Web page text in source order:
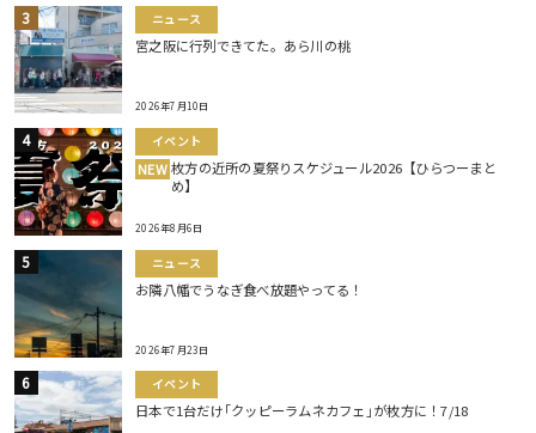
ニュース
宮之阪に行列できてた。あら川の桃
2026年7月10日
イベント
NEW 枚方の近所の夏祭りスケジュール2026【ひらつーまと
め】
2026年8月6日
ニュース
お隣八幡でうなぎ食べ放題やってる！
2026年7月23日
イベント
日本で1台だけ｢クッピーラムネカフェ｣が枚方に！7/18